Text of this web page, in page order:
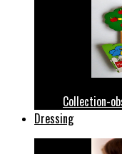
Collection-
Dressing